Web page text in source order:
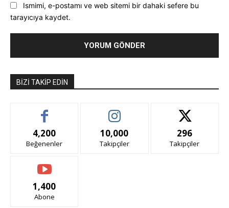
Ismimi, e-postamı ve web sitemi bir dahaki sefere bu
tarayıcıya kaydet.
BIZI TAKIP EDIN
4,200
Beğenenler
10,000
Takipçiler
296
Takipçiler
1,400
Abone